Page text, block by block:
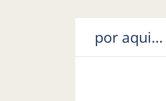
por aqui…